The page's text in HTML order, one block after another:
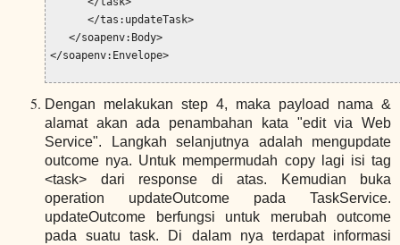
Dengan melakukan step 4, maka payload nama &
alamat akan ada penambahan kata "edit via Web
Service". Langkah selanjutnya adalah mengupdate
outcome nya. Untuk mempermudah copy lagi isi tag
<task> dari response di atas. Kemudian buka
operation updateOutcome pada TaskService.
updateOutcome berfungsi untuk merubah outcome
pada suatu task. Di dalam nya terdapat informasi